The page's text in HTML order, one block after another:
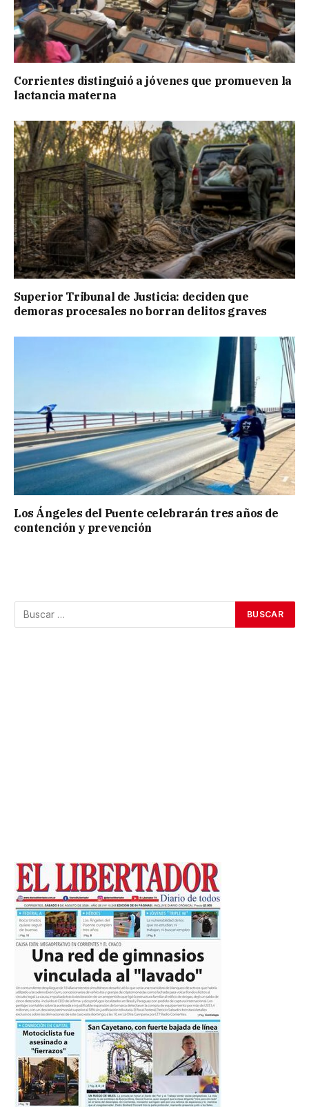
Corrientes distinguió a jóvenes que promueven la
lactancia materna
Superior Tribunal de Justicia: deciden que
demoras procesales no borran delitos graves
Los Ángeles del Puente celebrarán tres años de
contención y prevención